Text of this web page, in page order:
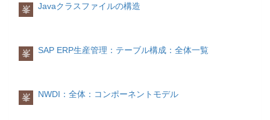
峯 Javaクラスファイルの構造
峯 SAP ERP生産管理：テーブル構成：全体一覧
峯 NWDI：全体：コンポーネントモデル